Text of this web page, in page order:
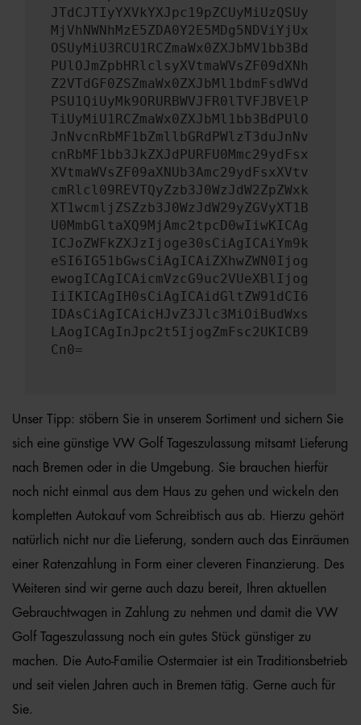
JTdCJTIyYXVkYXJpc19pZCUyMiUzQSUy
MjVhNWNhMzE5ZDA0Y2E5MDg5NDViYjUx
OSUyMiU3RCU1RCZmaWx0ZXJbMV1bb3Bd
PUlOJmZpbHRlclsyXVtmaWVsZF09dXNh
Z2VTdGF0ZSZmaWx0ZXJbMl1bdmFsdWVd
PSU1QiUyMk9ORURBWVJFR0lTVFJBVElP
TiUyMiU1RCZmaWx0ZXJbMl1bb3BdPUlO
JnNvcnRbMF1bZmllbGRdPWlzT3duJnNv
cnRbMF1bb3JkZXJdPURFU0Mmc29ydFsx
XVtmaWVsZF09aXNUb3Amc29ydFsxXVtv
cmRlcl09REVTQyZzb3J0WzJdW2ZpZWxk
XT1wcmljZSZzb3J0WzJdW29yZGVyXT1B
U0MmbGltaXQ9MjAmc2tpcD0wIiwKICAg
ICJoZWFkZXJzIjoge30sCiAgICAiYm9k
eSI6IG51bGwsCiAgICAiZXhwZWN0Ijog
ewogICAgICAicmVzcG9uc2VUeXBlIjog
IiIKICAgIH0sCiAgICAidGltZW91dCI6
IDAsCiAgICAicHJvZ3Jlc3MiOiBudWxs
LAogICAgInJpc2t5IjogZmFsc2UKICB9
Cn0=
Unser Tipp: stöbern Sie in unserem Sortiment und sichern Sie
sich eine günstige VW Golf Tageszulassung mitsamt Lieferung
nach Bremen oder in die Umgebung. Sie brauchen hierfür
noch nicht einmal aus dem Haus zu gehen und wickeln den
kompletten Autokauf vom Schreibtisch aus ab. Hierzu gehört
natürlich nicht nur die Lieferung, sondern auch das Einräumen
einer Ratenzahlung in Form einer cleveren Finanzierung. Des
Weiteren sind wir gerne auch dazu bereit, Ihren aktuellen
Gebrauchtwagen in Zahlung zu nehmen und damit die VW
Golf Tageszulassung noch ein gutes Stück günstiger zu
machen. Die Auto-Familie Ostermaier ist ein Traditionsbetrieb
und seit vielen Jahren auch in Bremen tätig. Gerne auch für
Sie.